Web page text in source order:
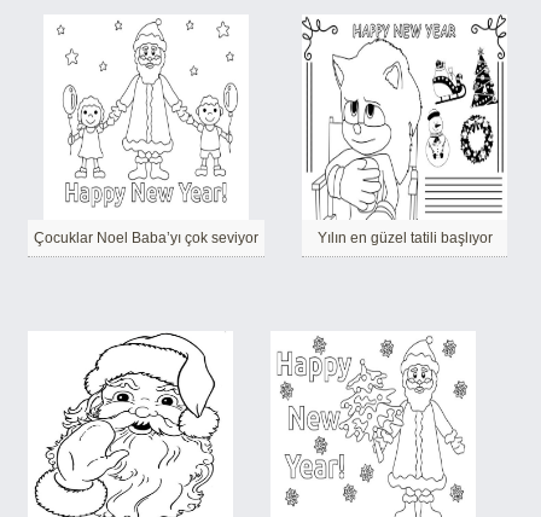
Çocuklar Noel Baba’yı çok seviyor Yılın en güzel tatili başlıyor